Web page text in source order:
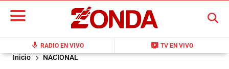
mic RADIO EN VIVO live_tv TV EN VIVO
BUSCAR
Inicio NACIONAL